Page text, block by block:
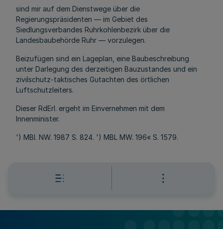
sind mir auf dem Dienstwege über die
Regierungspräsidenten — im Gebiet des
Siedlungsverbandes Ruhrkohlenbezirk über die
Landesbaubehörde Ruhr — vorzulegen.
Beizufügen sind ein Lageplan, eine Baubeschreibung
unter Darlegung des derzeitigen Bauzustandes und ein
zivilschutz-taktisches Gutachten des örtlichen
Luftschutzleiters.
Dieser RdErl. ergeht im Einvernehmen mit dem
Innenminister.
') MBl. NW. 1987 S. 824. ') MBL MW. 196« S. 1579.